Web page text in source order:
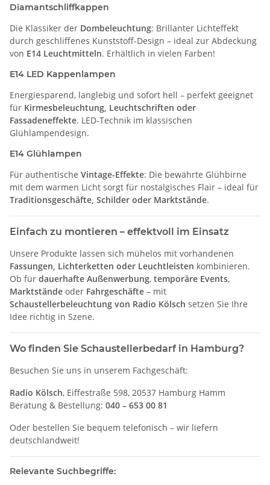
Diamantschliffkappen
Die Klassiker der Dombeleuchtung: Brillanter Lichteffekt
durch geschliffenes Kunststoff-Design – ideal zur Abdeckung
von E14 Leuchtmitteln. Erhältlich in vielen Farben!
E14 LED Kappenlampen
Energiesparend, langlebig und sofort hell – perfekt geeignet
für Kirmesbeleuchtung, Leuchtschriften oder
Fassadeneffekte. LED-Technik im klassischen
Glühlampendesign.
E14 Glühlampen
Für authentische Vintage-Effekte: Die bewährte Glühbirne
mit dem warmen Licht sorgt für nostalgisches Flair – ideal für
Traditionsgeschäfte, Schilder oder Marktstände.
Einfach zu montieren – effektvoll im Einsatz
Unsere Produkte lassen sich mühelos mit vorhandenen
Fassungen, Lichterketten oder Leuchtleisten kombinieren.
Ob für dauerhafte Außenwerbung, temporäre Events,
Marktstände oder Fahrgeschäfte – mit
Schaustellerbeleuchtung von Radio Kölsch setzen Sie Ihre
Idee richtig in Szene.
Wo finden Sie Schaustellerbedarf in Hamburg?
Besuchen Sie uns in unserem Fachgeschäft:
Radio Kölsch, Eiffestraße 598, 20537 Hamburg Hamm
Beratung & Bestellung: 040 – 653 00 81
Oder bestellen Sie bequem telefonisch – wir liefern
deutschlandweit!
Relevante Suchbegriffe: